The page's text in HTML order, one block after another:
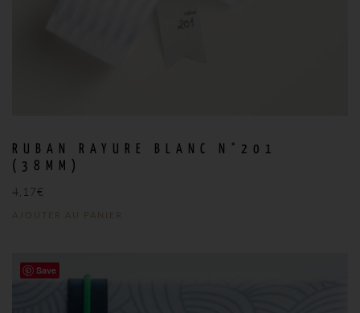
RUBAN RAYURE BLANC N°201
(38MM)
4,17€
AJOUTER AU PANIER
Save